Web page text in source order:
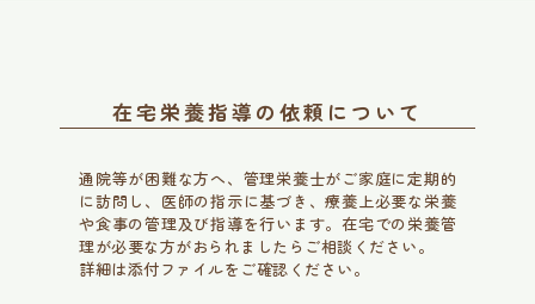
在宅栄養指導の依頼について
通院等が困難な方へ、管理栄養士がご家庭に定期的
に訪問し、医師の指示に基づき、療養上必要な栄養
や食事の管理及び指導を行います。在宅での栄養管
理が必要な方がおられましたらご相談ください。
詳細は添付ファイルをご確認ください。